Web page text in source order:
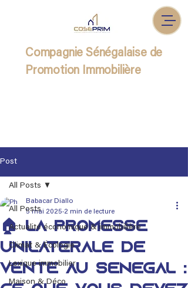
Compagnie Sénégalaise de
Promotion Immobilière
Post
All Posts
Actualité économique & immobilière
Climat & Écologie
Lexique immobilier
Maison & Déco
All Posts
🏠 La promesse
unilatérale de
vente au Sénégal :
Babacar Diallo
5 mai 2025 2 min de lecture